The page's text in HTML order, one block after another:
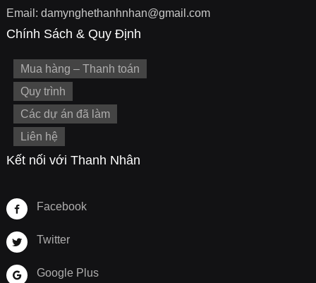
Email: damynghethanhnhan@gmail.com
Chính Sách & Quy Định
Mua hàng – Thanh toán
Quy trình
Các dự án đã làm
Liên hệ
Kết nối với Thanh Nhân
Facebook
Twitter
Google Plus